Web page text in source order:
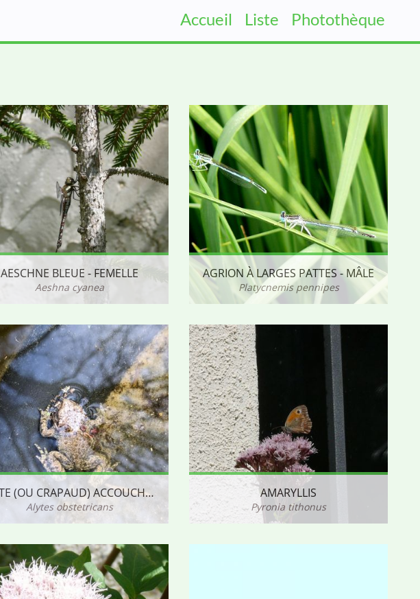
Accueil Liste Photothèque
AESCHNE BLEUE - FEMELLE
Aeshna cyanea
AGRION À LARGES PATTES - MÂLE
Platycnemis pennipes
ALYTE (OU CRAPAUD) ACCOUCHEUR
Alytes obstetricans
AMARYLLIS
Pyronia tithonus